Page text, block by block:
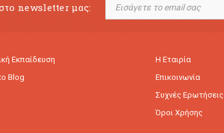
newsletter μας:
Εκπαίδευση
Blog
Η Εταιρία
Επικοινωνία
Συχνές Ερωτήσεις
Όροι Χρήσης